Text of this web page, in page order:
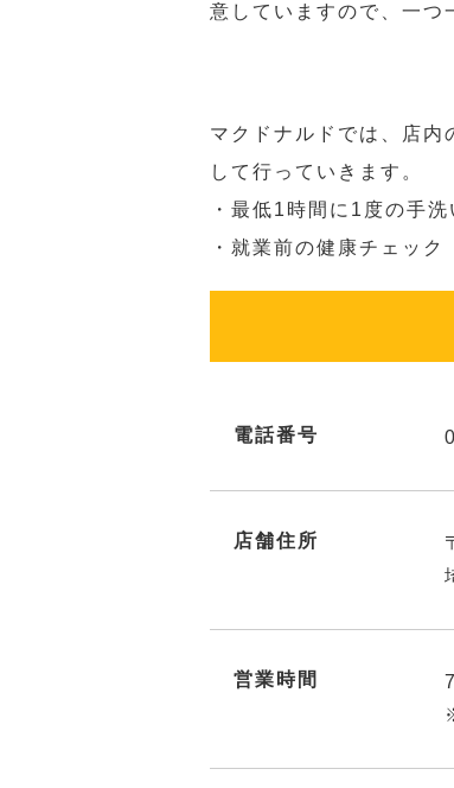
意していますので、一つ
マクドナルドでは、店内
して行っていきます。
・最低1時間に1度の手洗
・就業前の健康チェッ
電話番号
店舗住所
営業時間